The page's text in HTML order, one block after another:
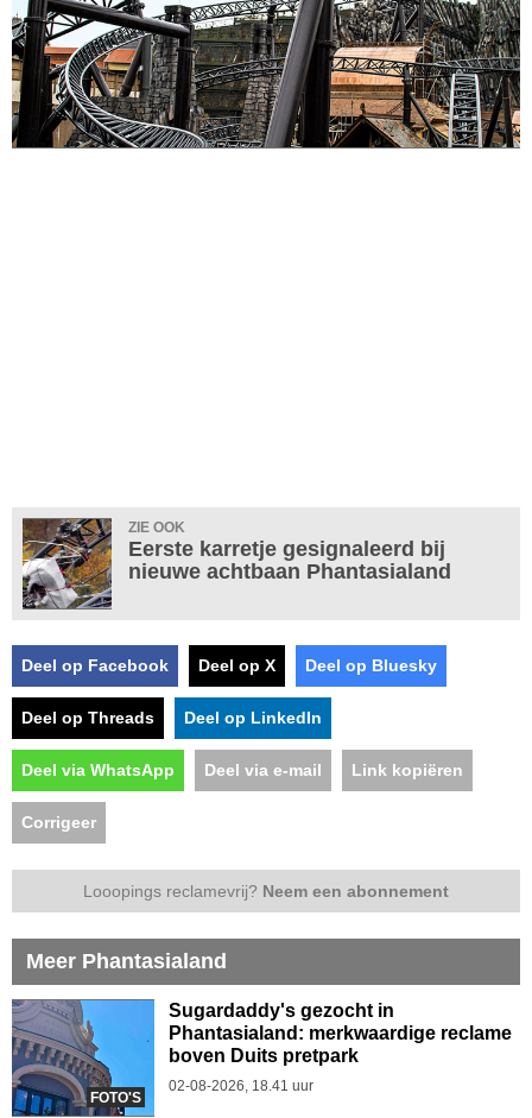
ZIE OOK
Eerste karretje gesignaleerd bij
nieuwe achtbaan Phantasialand
Deel op Facebook Deel op X Deel op Bluesky
Deel op Threads Deel op LinkedIn
Deel via WhatsApp Deel via e-mail Link kopiëren
Corrigeer
Looopings reclamevrij? Neem een abonnement
Meer Phantasialand
FOTO'S
Sugardaddy's gezocht in
Phantasialand: merkwaardige reclame
boven Duits pretpark
02-08-2026, 18.41 uur